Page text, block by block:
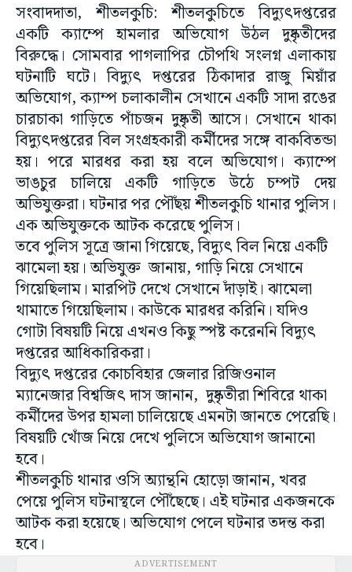
সংবাদদাতা, শীতলকুচি: শীতলকুচিতে বিদ্যুৎদপ্তরের
একটি ক্যাম্পে হামলার অভিযোগ উঠল দুষ্কৃতীদের
বিরুদ্ধে। সোমবার পাগলাপির চৌপথি সংলগ্ন এলাকায়
ঘটনাটি ঘটে। বিদ্যুৎ দপ্তরের ঠিকাদার রাজু মিয়াঁর
অভিযোগ, ক্যাম্প চলাকালীন সেখানে একটি সাদা রঙের
চারচাকা গাড়িতে পাঁচজন দুষ্কৃতী আসে। সেখানে থাকা
বিদ্যুৎদপ্তরের বিল সংগ্রহকারী কর্মীদের সঙ্গে বাকবিতন্ডা
হয়। পরে মারধর করা হয় বলে অভিযোগ। ক্যাম্পে
ভাঙচুর চালিয়ে একটি গাড়িতে উঠে চম্পট দেয়
অভিযুক্তরা। ঘটনার পর পৌঁছয় শীতলকুচি থানার পুলিস।
এক অভিযুক্তকে আটক করেছে পুলিস।
তবে পুলিস সূত্রে জানা গিয়েছে, বিদ্যুৎ বিল নিয়ে একটি
ঝামেলা হয়। অভিযুক্ত জানায়, গাড়ি নিয়ে সেখানে
গিয়েছিলাম। মারপিট দেখে সেখানে দাঁড়াই। ঝামেলা
থামাতে গিয়েছিলাম। কাউকে মারধর করিনি। যদিও
গোটা বিষয়টি নিয়ে এখনও কিছু স্পষ্ট করেননি বিদ্যুৎ
দপ্তরের আধিকারিকরা।
বিদ্যুৎ দপ্তরের কোচবিহার জেলার রিজিওনাল
ম্যানেজার বিশ্বজিৎ দাস জানান, দুষ্কৃতীরা শিবিরে থাকা
কর্মীদের উপর হামলা চালিয়েছে এমনটা জানতে পেরেছি।
বিষয়টি খোঁজ নিয়ে দেখে পুলিসে অভিযোগ জানানো
হবে।
শীতলকুচি থানার ওসি অ্যান্থনি হোড়ো জানান, খবর
পেয়ে পুলিস ঘটনাস্থলে পৌঁছেছে। এই ঘটনার একজনকে
আটক করা হয়েছে। অভিযোগ পেলে ঘটনার তদন্ত করা
হবে।
ADVERTISEMENT